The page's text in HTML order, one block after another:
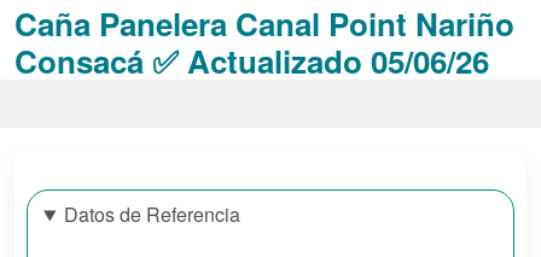
Caña Panelera Canal Point Nariño
Consacá ✅ Actualizado 05/06/26
Datos de Referencia